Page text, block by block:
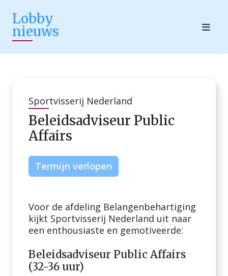
Lobby
nieuws
Sportvisserij Nederland
Beleidsadviseur Public
Affairs
Termijn verlopen
Voor de afdeling Belangenbehartiging
kijkt Sportvisserij Nederland uit naar
een enthousiaste en gemotiveerde:
Beleidsadviseur Public Affairs
(32-36 uur)